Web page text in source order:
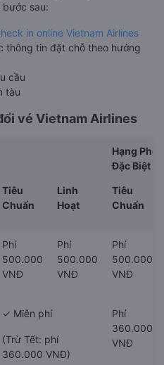
bước sau:
in online Vietnam Airlines
thông tin đặt chỗ theo hướng
cầu
tàu
vé Vietnam Airlines
Hạng Phổ
Đặc Biệt
Tiêu
Chuẩn
Linh
Hoạt
Tiêu
Chuẩn
Phí
500.000
VNĐ
Phí
500.000
VNĐ
Phí
500.000
VNĐ
✓ Miễn phí
(Trừ Tết: phí
360.000 VNĐ)
Phí
360.000
VNĐ